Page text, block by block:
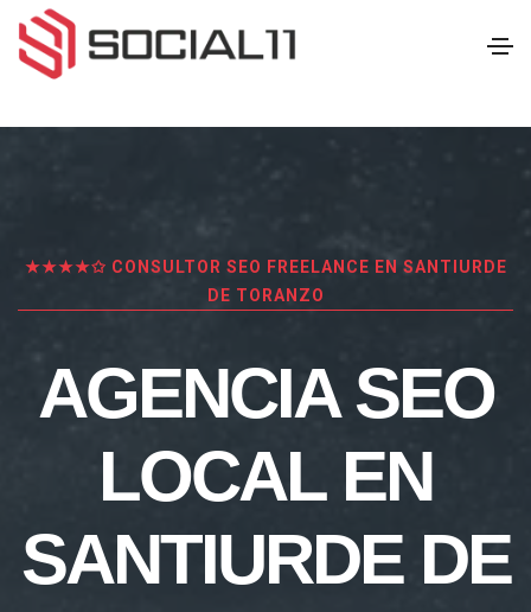
★★★★✩ CONSULTOR SEO FREELANCE EN SANTIURDE
DE TORANZO
AGENCIA SEO
LOCAL EN
SANTIURDE DE